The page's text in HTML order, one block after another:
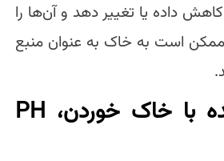
داده یا تغییر دهد و آن‌ها را
است به خاک به عنوان منبع
تنظیم تعادل الکترولیت‌ها: پرنده با خاک خوردن، PH